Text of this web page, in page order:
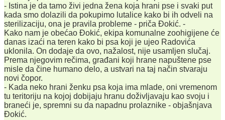
- Istina je da tamo živi jedna žena koja hrani pse i svaki put
kada smo dolazili da pokupimo lutalice kako bi ih odveli na
sterilizaciju, ona je pravila probleme - priča Đokić. -
Kako nam je obećao Đokić, ekipa komunalne zoohigijene će
danas izaći na teren kako bi psa koji je ujeo Radovića
uklonila. On dodaje da ovo, nažalost, nije usamljen slučaj.
Prema njegovim rečima, građani koji hrane napuštene pse
misle da čine humano delo, a ustvari na taj način stvaraju
novi čopor.
- Kada neko hrani ženku psa koja ima mlade, oni vremenom
tu teritoriju na kojoj dobijaju hranu doživljavaju kao svoju i
braneći je, spremni su da napadnu prolaznike - objašnjava
Đokić.